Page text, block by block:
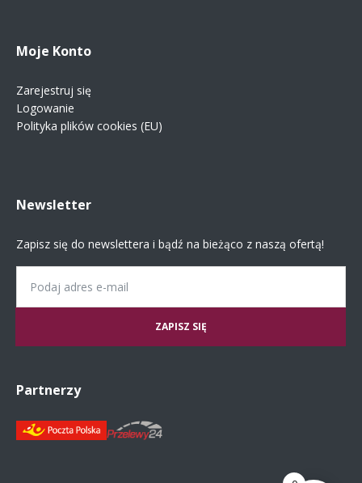
Moje Konto
Zarejestruj się
Logowanie
Polityka plików cookies (EU)
Newsletter
Zapisz się do newslettera i bądź na bieżąco z naszą ofertą!
Partnerzy